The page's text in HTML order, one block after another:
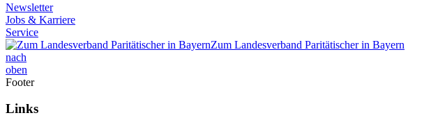
Newsletter
Jobs & Karriere
Service
Zum Landesverband Paritätischer in Bayern
nach
oben
Footer
Links